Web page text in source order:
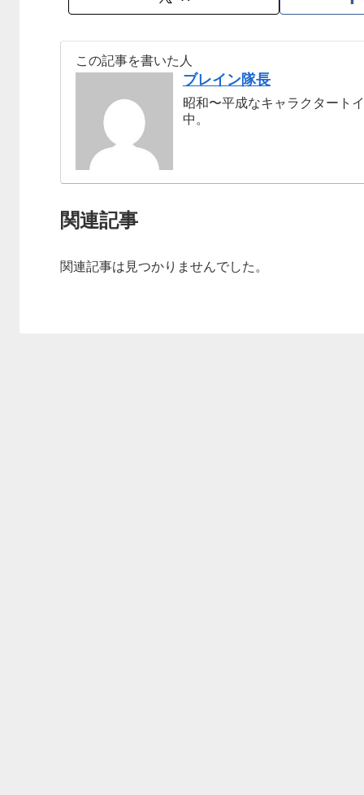
この記事を書いた人
ブレイン隊長
昭和〜平成なキャラクタート
中。
関連記事
関連記事は見つかりませんでした。